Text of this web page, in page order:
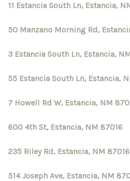
11 Estancia South Ln, Estancia,
50 Manzano Morning Rd,
3 Estancia South Ln, Estancia,
55 Estancia South Ln, Estancia,
7 Howell Rd W, Estancia, NM
600 4th St, Estancia, NM 87016
235 Riley Rd, Estancia, NM 87016
514 Joseph Ave, Estancia, NM